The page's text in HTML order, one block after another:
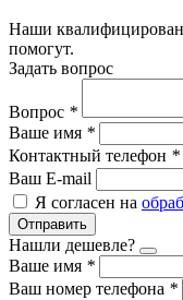
Наши
помогут.
Задать вопрос
Вопрос *
Ваше имя *
Контактный телефон *
Ваш E-mail
Я согласен на
Отправить
Нашли дешевле?
Ваше имя *
Ваш номер телефона *